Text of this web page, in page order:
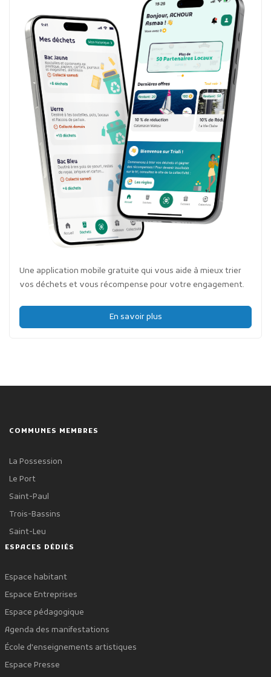
Une application mobile gratuite qui vous aide à mieux trier
vos déchets et vous récompense pour votre engagement.
En savoir plus
COMMUNES MEMBRES
La Possession
Le Port
Saint-Paul
Trois-Bassins
Saint-Leu
ESPACES DÉDIÉS
Espace habitant
Espace Entreprises
Espace pédagogique
Agenda des manifestations
École d'enseignements artistiques
Espace Presse